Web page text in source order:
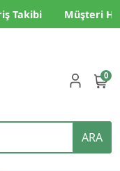
Takibi Müşteri
ARA
0